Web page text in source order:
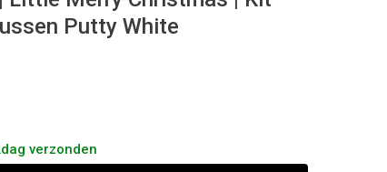
Putty White
verzonden